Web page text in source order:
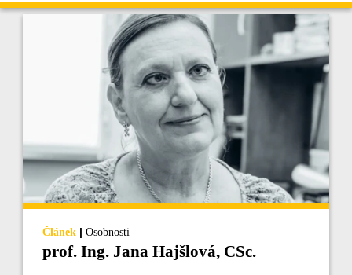
Článek | Osobnosti
prof. Ing. Jana Hajšlová, CSc.